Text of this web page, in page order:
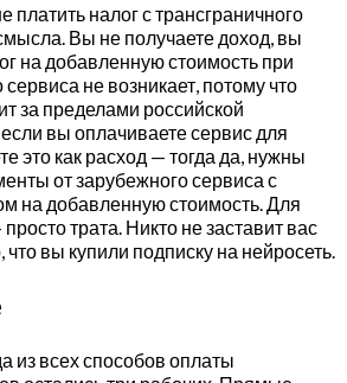
платить налог с трансграничного
Вы не получаете доход, вы
на добавленную стоимость при
не возникает, потому что
за пределами российской
вы оплачиваете сервис для
это как расход — тогда да, нужны
от зарубежного сервиса с
на добавленную стоимость. Для
трата. Никто не заставит вас
что вы купили подписку на нейросеть.
из всех способов оплаты